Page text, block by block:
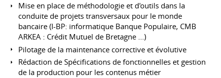
Mise en place de méthodologie et d'outils dans la
conduite de projets transversaux pour le monde
bancaire (I-BP: informatique Banque Populaire, CMB
ARKEA : Crédit Mutuel de Bretagne ...)
Pilotage de la maintenance corrective et évolutive
Rédaction de Spécifications de fonctionnelles et gestion
de la production pour les contenus métier